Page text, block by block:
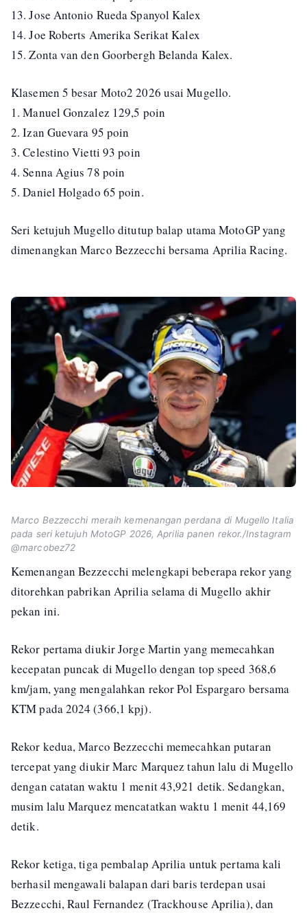
13. Jose Antonio Rueda Spanyol Kalex
14. Joe Roberts Amerika Serikat Kalex
15. Zonta van den Goorbergh Belanda Kalex.
Klasemen 5 besar Moto2 2026 usai Mugello.
1. Manuel Gonzalez 129,5 poin
2. Izan Guevara 95 poin
3. Celestino Vietti 93 poin
4. Senna Agius 78 poin
5. Daniel Holgado 65 poin.
Seri ketujuh Mugello ditutup balap utama MotoGP yang
dimenangkan Marco Bezzecchi bersama Aprilia Racing.
Marco Bezzecchi meraih kemenangan perdana di Mugello Italia
pada seri ketujuh MotoGP 2026, Aprilia panen rekor./Instagram
@marcobez72
Kemenangan Bezzecchi melengkapi beberapa rekor yang
ditorehkan pabrikan Aprilia selama di Mugello akhir
pekan ini.
Rekor pertama diukir Jorge Martin yang memecahkan
kecepatan puncak di Mugello dengan top speed 368,6
km/jam, yang mengalahkan rekor Pol Espargaro bersama
KTM pada 2024 (366,1 kpj).
Rekor kedua, Marco Bezzecchi memecahkan putaran
tercepat yang diukir Marc Marquez tahun lalu di Mugello
dengan catatan waktu 1 menit 43,921 detik. Sedangkan,
musim lalu Marquez mencatatkan waktu 1 menit 44,169
detik.
Rekor ketiga, tiga pembalap Aprilia untuk pertama kali
berhasil mengawali balapan dari baris terdepan usai
Bezzecchi, Raul Fernandez (Trackhouse Aprilia), dan